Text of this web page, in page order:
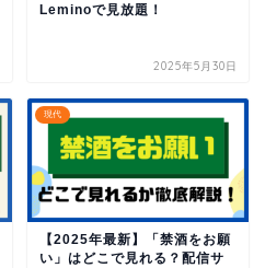
Leminoで見放題！
2025年5月30日
現代
【2025年最新】「禁酒をお願
い」はどこで見れる？配信サ